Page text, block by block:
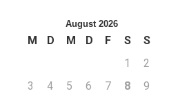
August 2026
M D M D F S
S
1
2
3
4 5 6 7 8
9